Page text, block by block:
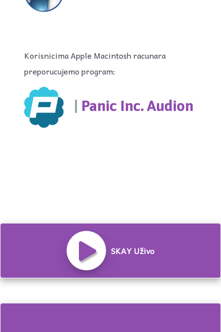
Korisnicima Apple Macintosh racunara
preporucujemo program:
| Panic Inc. Audion
SKAY Uživo